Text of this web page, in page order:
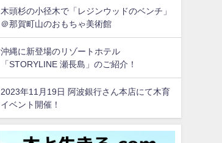
木頭杉の小径木で「レジンウッドのベンチ」
＠那賀町山のおもちゃ美術館
沖縄に新登場のリゾートホテル
「STORYLINE 瀬長島」のご紹介！
2023年11月19日 阿波銀行さん本店にて木育
イベント開催！